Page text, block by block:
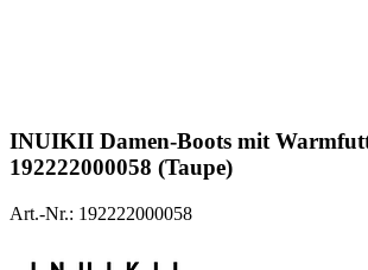
INUIKII Damen-Boots mit
192222000058 (Taupe)
Art.-Nr.: 192222000058